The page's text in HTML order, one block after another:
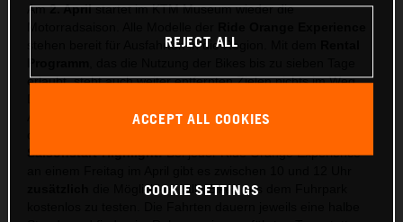
Am2. Aprilstartet im KTM Museum wieder die
stehen bereit für Ausfahrten in die Region. Mit dem
erlaubt, steht auch weiter entfernten Zielen nichts im Weg.
Ausstellung, bevor es anschließend mit einem KTM Bike aus
Saisonstart-Highlight:Bei jeder Ride Orange Experience
die Möglichkeit, alle Bikes aus dem Fuhrpark
REJECT ALL
ACCEPT ALL COOKIES
COOKIE SETTINGS